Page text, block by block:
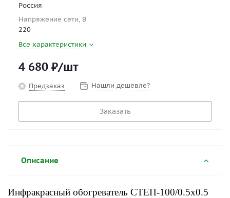
Россия
Напряжение сети, В
220
Все характеристики
4 680 ₽/шт
Предзаказ Нашли дешевле?
Заказать
Описание
Инфракрасный обогреватель СТЕП-100/0.5x0.5